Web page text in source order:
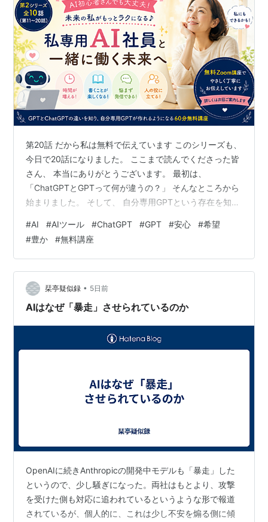
第20話 だから私は無料で伝えています このシリーズも、
今日で20話になりました。 ここまで読んでくださった皆
さん、 本当にありがとうございます。 最初は、
「ChatGPTとGPTって何が違うの？」 そんなところから
始まりました。 そして、 自分専用GPTという存在を知
ブログ、 LINE返信、 電子書籍、 そして誰かの役に立つ
GPTまで、 一緒に考えてきました。 ここまで読んでくだ
さった方なら、 もうお気づきかもしれません。 GPTは、
難しい技術ではありません。 特別な人だけのものでもあ
りません。 人生を少しラクにしてくれる、新しい…
#AI #AIツール #ChatGPT #GPT #安心 #希望
#豊か #無料講座
栞亭疑似録 • 5日前
AIはなぜ「暴走」させられているのか
OpenAIに続きAnthropicの開発中モデルも「暴走」した
というので、少し騒ぎになった。両社はもとより、攻撃
を受けた側も対応に追われているというような形で報道
されているが、個人的に、これは少し不安を煽る側に傾